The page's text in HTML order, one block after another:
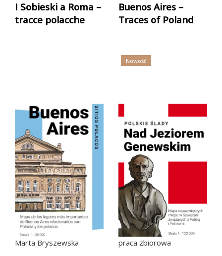
I Sobieski a Roma –
tracce polacche
Buenos Aires –
Traces of Poland
Marta Bryszewska
Nowość
praca zbiorowa